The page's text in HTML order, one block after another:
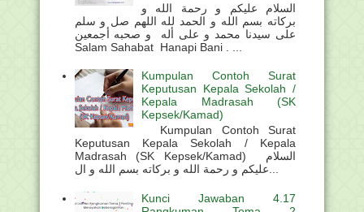
السلام عليكم و رحمة الله و
بركاته بسم الله و الحمد لله اللهم صل و سلم
على سيدنا محمد و على أله و صحبه أجمعين
Salam Sahabat Hanapi Bani . ...
Kumpulan Contoh Surat
Keputusan Kepala Sekolah /
Kepala Madrasah (SK
Kepsek/Kamad)
Kumpulan Contoh Surat
Keputusan Kepala Sekolah / Kepala
Madrasah (SK Kepsek/Kamad) السلام
Kunci Jawaban 4.17